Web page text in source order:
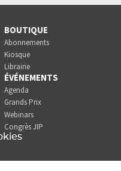
BOUTIQUE
Abonnements
Kiosque
Librairie
ÉVÉNEMENTS
Agenda
Grands Prix
Webinars
Congrès JIP